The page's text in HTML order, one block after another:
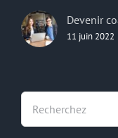
Devenir
11 juin 2022